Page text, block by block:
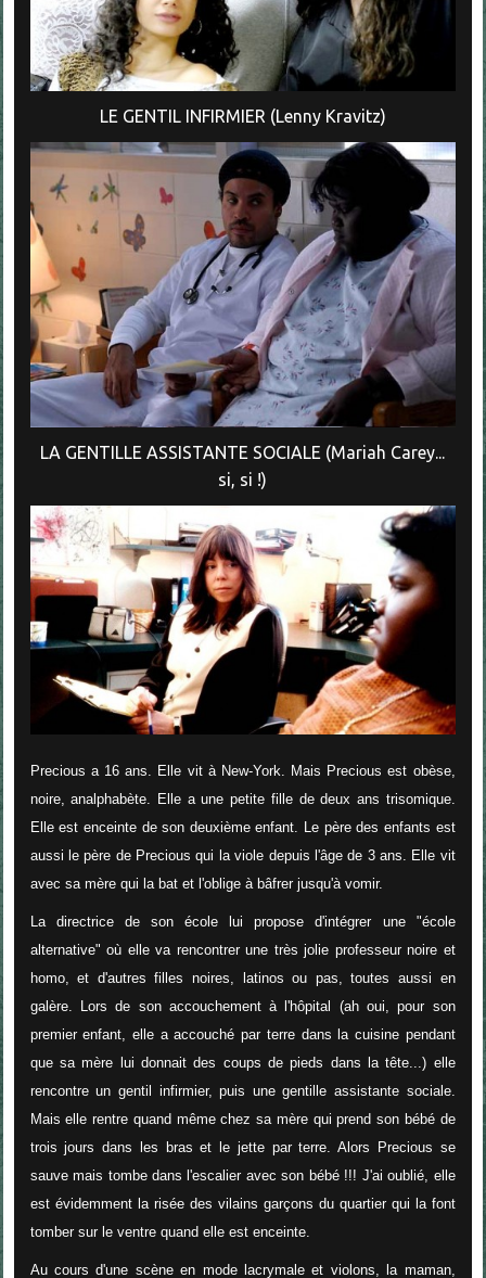
LE GENTIL INFIRMIER (Lenny Kravitz)
LA GENTILLE ASSISTANTE SOCIALE (Mariah Carey...
si, si !)
Precious a 16 ans. Elle vit à New-York. Mais Precious est obèse,
noire, analphabète. Elle a une petite fille de deux ans trisomique.
Elle est enceinte de son deuxième enfant. Le père des enfants est
aussi le père de Precious qui la viole depuis l'âge de 3 ans. Elle vit
avec sa mère qui la bat et l'oblige à bâfrer jusqu'à vomir.
La directrice de son école lui propose d'intégrer une "école
alternative" où elle va rencontrer une très jolie professeur noire et
homo, et d'autres filles noires, latinos ou pas, toutes aussi en
galère. Lors de son accouchement à l'hôpital (ah oui, pour son
premier enfant, elle a accouché par terre dans la cuisine pendant
que sa mère lui donnait des coups de pieds dans la tête...) elle
rencontre un gentil infirmier, puis une gentille assistante sociale.
Mais elle rentre quand même chez sa mère qui prend son bébé de
trois jours dans les bras et le jette par terre. Alors Precious se
sauve mais tombe dans l'escalier avec son bébé !!! J'ai oublié, elle
est évidemment la risée des vilains garçons du quartier qui la font
tomber sur le ventre quand elle est enceinte.
Au cours d'une scène en mode lacrymale et violons, la maman,